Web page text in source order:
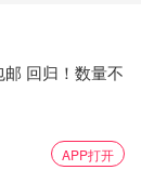
回归！数量不
APP打开